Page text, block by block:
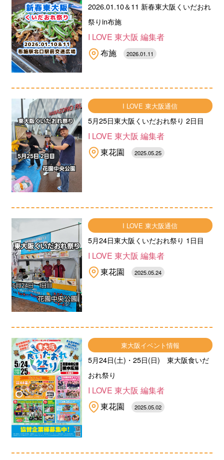
2026.01.10＆11 新春東大阪くいだおれ
祭りin布施
I LOVE 東大阪 編集者
布施
2026.01.11
I LOVE 東大阪通信
5月25日東大阪くいだおれ祭り 2日目
I LOVE 東大阪 編集者
東花園
2025.05.25
I LOVE 東大阪通信
5月24日東大阪くいだおれ祭り 1日目
I LOVE 東大阪 編集者
東花園
2025.05.24
東大阪イベント情報
5月24日(土)・25日(日) 東大阪食いだ
おれ祭り
I LOVE 東大阪 編集者
東花園
2025.05.02